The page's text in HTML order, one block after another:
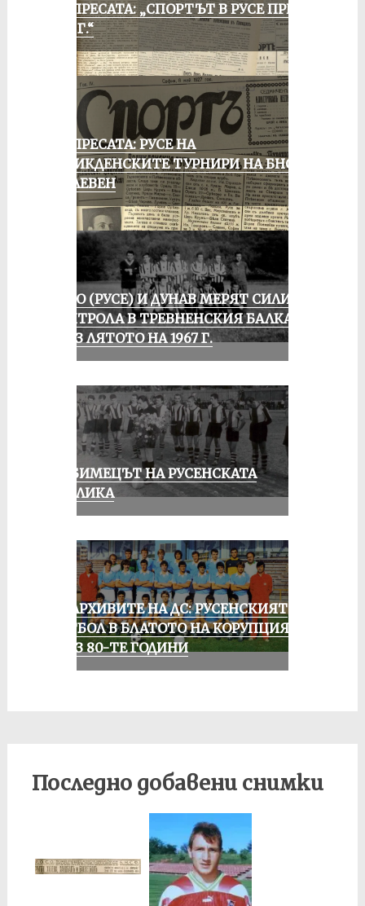
ОТ ПРЕСАТА: „СПОРТЪТ В РУСЕ ПРЕЗ
1935 Г.“
ОТ ПРЕСАТА: РУСЕ НА
ВЕЛИКДЕНСКИТЕ ТУРНИРИ НА БНСФ
В ПЛЕВЕН
ЛОКО (РУСЕ) И ДУНАВ МЕРЯТ СИЛИ В
КОНТРОЛА В ТРЕВНЕНСКИЯ БАЛКАН
ПРЕЗ ЛЯТОТО НА 1967 Г.
ЛЮБИМЕЦЪТ НА РУСЕНСКАТА
ПУБЛИКА
ИЗ АРХИВИТЕ НА ДС: РУСЕНСКИЯТ
ФУТБОЛ В БЛАТОТО НА КОРУПЦИЯТА
ПРЕЗ 80-ТЕ ГОДИНИ
Последно добавени снимки